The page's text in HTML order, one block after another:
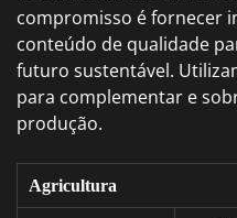
compromisso é fornecer
conteúdo de qualidade
futuro sustentável.
para complementar e
produção.
Agricultura